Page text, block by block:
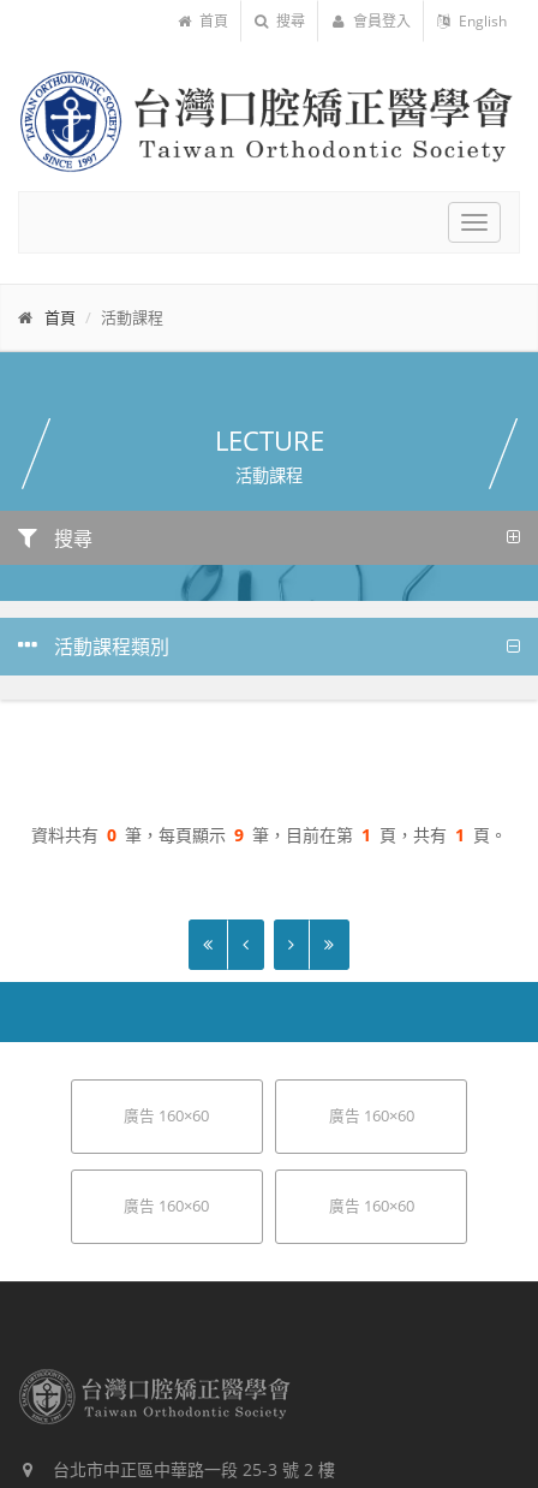
首頁 搜尋 會員登入 English
Toggle
首頁 活動課程
LECTURE
活動課程
搜尋
活動課程類別
資料共有 0 筆，每頁顯示 9 筆，目前在第 1 頁，共有 1 頁。
廣告 160×60 廣告 160×60
廣告 160×60 廣告 160×60
台北市中正區中華路一段 25-3 號 2 樓